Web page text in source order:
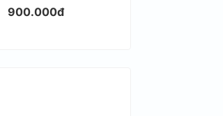
biết viết gì tiếp theo
900.000đ